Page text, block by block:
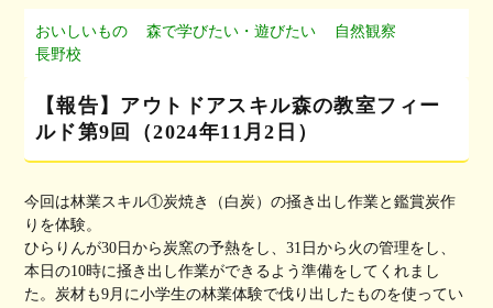
おいしいもの 森で学びたい・遊びたい
自然観察
長野校
【報告】アウトドアスキル森の教室フィー
ルド第9回（2024年11月2日）
今回は林業スキル①炭焼き（白炭）の掻き出し作業と鑑賞炭作
りを体験。
ひらりんが30日から炭窯の予熱をし、31日から火の管理をし、
本日の10時に掻き出し作業ができるよう準備をしてくれまし
た。炭材も9月に小学生の林業体験で伐り出したものを使ってい